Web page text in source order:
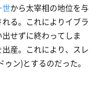
世から太宰相の地位を与
る。これによりイブラ
せずに終わってしま
産。これにより、スレ
ン)とするのだった。